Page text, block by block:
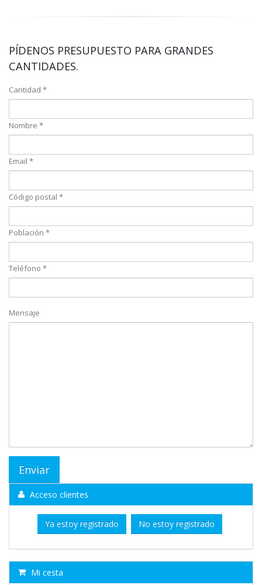
PÍDENOS PRESUPUESTO PARA GRANDES
CANTIDADES.
Cantidad *
Nombre *
Email *
Código postal *
Población *
Teléfono *
Mensaje
Acceso clientes
Ya estoy registrado No estoy registrado
Mi cesta